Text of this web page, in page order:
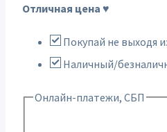
"Антре"
Отличная цена ♥
Покупай не выходя
Наличный/
Онлайн-платежи, СБП